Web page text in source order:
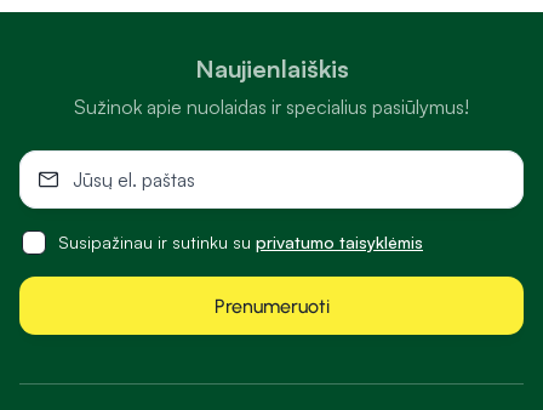
Naujienlaiškis
Sužinok apie nuolaidas ir specialius pasiūlymus!
Susipažinau ir sutinku su privatumo taisyklėmis
Prenumeruoti